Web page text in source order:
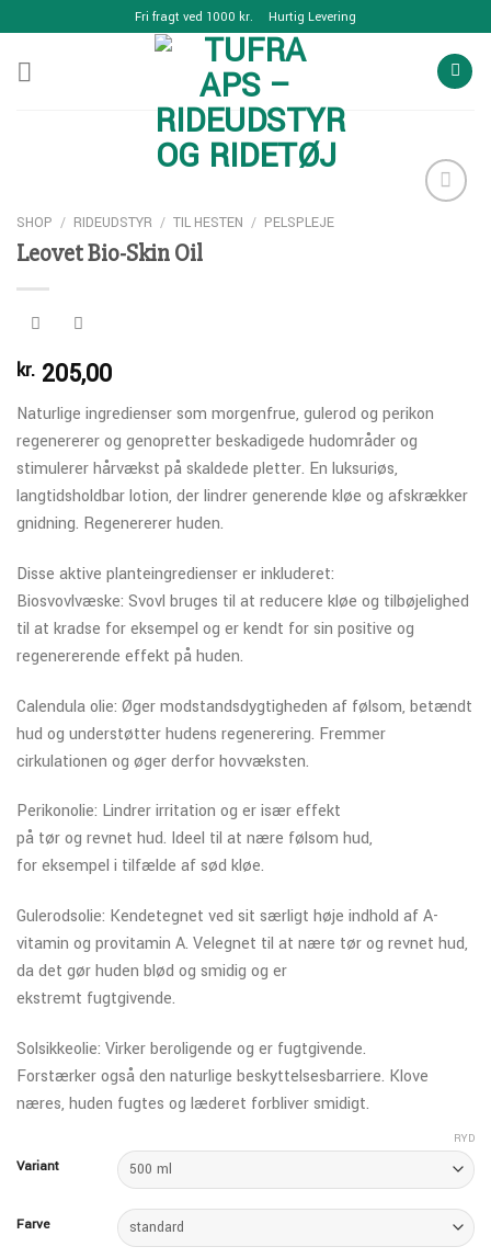
to
content
Fri fragt ved 1000 kr. Hurtig Levering
SHOP / RIDEUDSTYR / TIL HESTEN / PELSPLEJE
Leovet Bio-Skin Oil
kr. 205,00
Naturlige ingredienser som morgenfrue, gulerod og perikon
regenererer og genopretter beskadigede hudområder og
stimulerer hårvækst på skaldede pletter. En luksuriøs,
langtidsholdbar lotion, der lindrer generende kløe og afskrækker
gnidning. Regenererer huden.
Disse aktive planteingredienser er inkluderet:
Biosvovlvæske: Svovl bruges til at reducere kløe og tilbøjelighed
til at kradse for eksempel og er kendt for sin positive og
regenererende effekt på huden.
Calendula olie: Øger modstandsdygtigheden af følsom, betændt
hud og understøtter hudens regenerering. Fremmer
cirkulationen og øger derfor hovvæksten.
Perikonolie: Lindrer irritation og er især effekt
på tør og revnet hud. Ideel til at nære følsom hud,
for eksempel i tilfælde af sød kløe.
Gulerodsolie: Kendetegnet ved sit særligt høje indhold af A-
vitamin og provitamin A. Velegnet til at nære tør og revnet hud,
da det gør huden blød og smidig og er
ekstremt fugtgivende.
Solsikkeolie: Virker beroligende og er fugtgivende.
Forstærker også den naturlige beskyttelsesbarriere. Klove
næres, huden fugtes og læderet forbliver smidigt.
Variant
Farve
RYD